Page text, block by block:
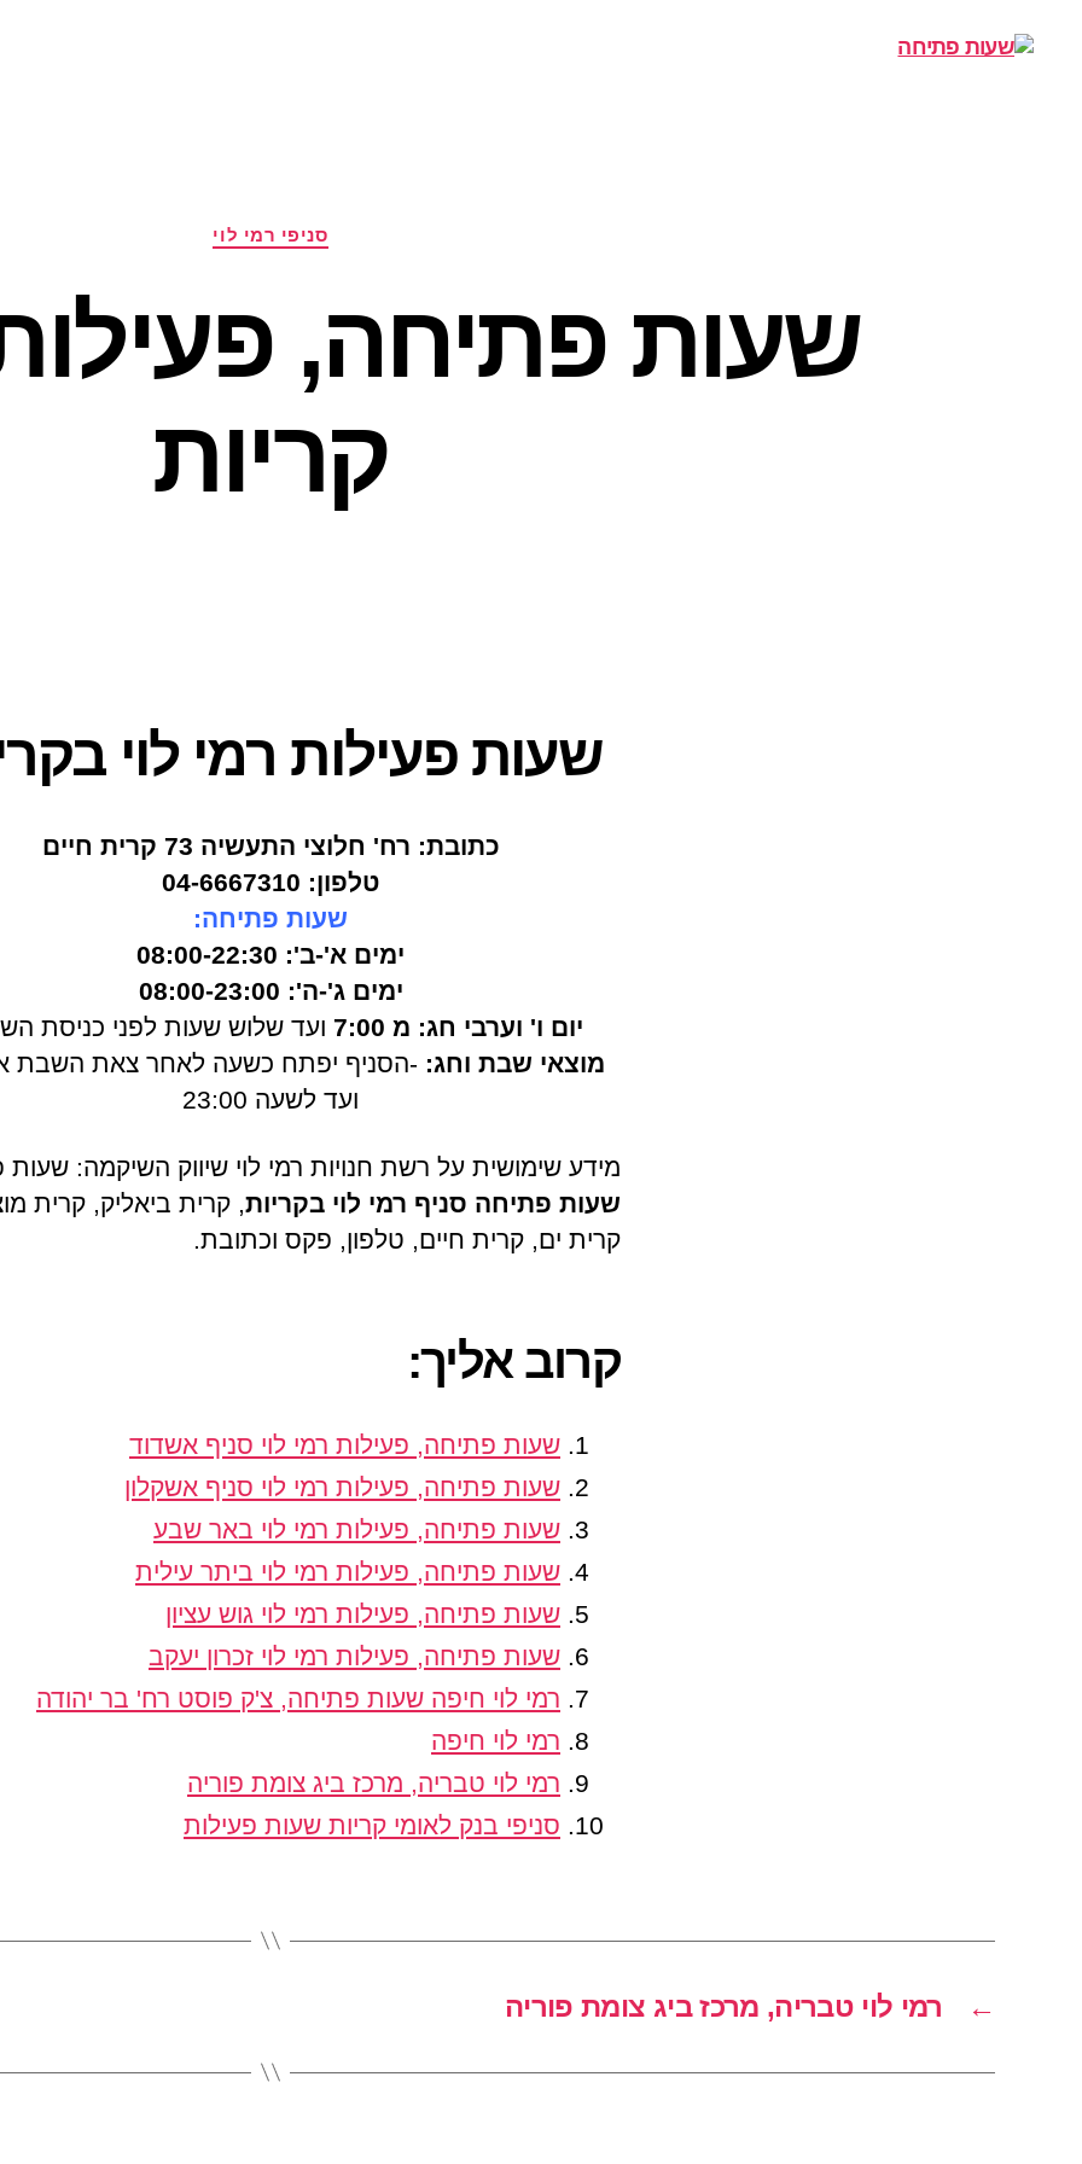
קטגוריות
סניפי רמי לוי
שעות פתיחה, פעילות
קריות
שעות פעילות רמי לוי
כתובת: רח' חלוצי התעשיה 73 קרית חיים
טלפון: 04-6667310
שעות פתיחה:
ימים א'-ב': 08:00-22:30
ימים ג'-ה': 08:00-23:00
יום ו' וערבי חג: מ 7:00
ועד שלוש שעות לפני כניסת
מוצאי שבת וחג: -הסניף יפתח כשעה לאחר צאת השבת
ועד לשעה 23:00
מידע שימושית על רשת חנויות רמי לוי שיווק השיקמה: שעות
שעות פתיחה סניף רמי לוי בקריות, קרית ביאליק, קרית
קרית ים, קרית חיים, טלפון, פקס וכתובת.
קרוב אליך:
שעות פתיחה, פעילות רמי לוי סניף אשדוד
שעות פתיחה, פעילות רמי לוי סניף אשקלון
שעות פתיחה, פעילות רמי לוי באר שבע
שעות פתיחה, פעילות רמי לוי ביתר עילית
שעות פתיחה, פעילות רמי לוי גוש עציון
שעות פתיחה, פעילות רמי לוי זכרון יעקב
רמי לוי חיפה שעות פתיחה, צ'ק פוסט רח' בר יהודה
רמי לוי חיפה
רמי לוי טבריה, מרכז ביג צומת פוריה
סניפי בנק לאומי קריות שעות פעילות
← רמי לוי טבריה, מרכז ביג צומת פוריה